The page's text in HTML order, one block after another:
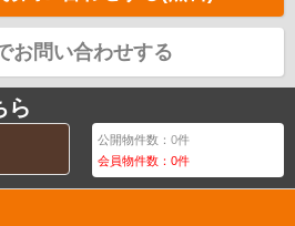
お問い合わせする
ら
公開物件数：0件
会員物件数：0件